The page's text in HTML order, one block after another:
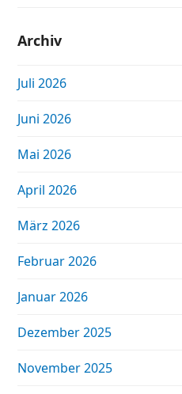
Archiv
Juli 2026
Juni 2026
Mai 2026
April 2026
März 2026
Februar 2026
Januar 2026
Dezember 2025
November 2025